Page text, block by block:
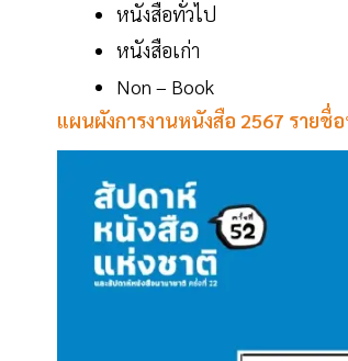
หนังสือทั่วไป
หนังสือเก่า
Non – Book
แผนผังการงานหนังสือ 2567 ราย